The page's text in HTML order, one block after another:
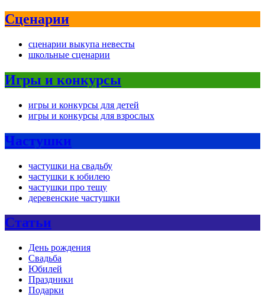
Сценарии
сценарии выкупа невесты
школьные сценарии
Игры и конкурсы
игры и конкурсы для детей
игры и конкурсы для взрослых
Частушки
частушки на свадьбу
частушки к юбилею
частушки про тещу
деревенские частушки
Статьи
День рождения
Свадьба
Юбилей
Праздники
Подарки